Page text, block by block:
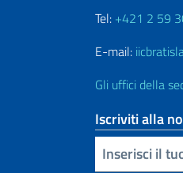
Tel: +421 2 59
E-mail:
Gli uffici della
Iscriviti alla
Inserisci la tua email